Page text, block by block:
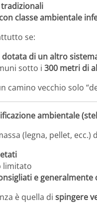
classe ambientale
se:
dotata di un altro
sotto i 300 metri di
camino vecchio solo
ambientale
(legna, pellet,
limitato
e generalmente
è quella di spingere